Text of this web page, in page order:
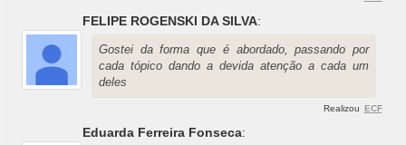
FELIPE ROGENSKI DA SILVA:
Gostei da forma que é abordado, passando por
cada tópico dando a devida atenção a cada um
deles
Realizou ECF
Eduarda Ferreira Fonseca: